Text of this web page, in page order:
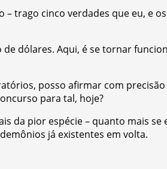
– trago cinco verdades que eu, e
dólares. Aqui, é se tornar
posso afirmar com
para tal, hoje?
da pior espécie – quanto mais se
já existentes em volta.